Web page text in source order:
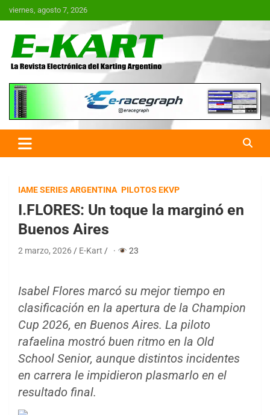
Saltar
al
viernes, agosto 7, 2026
E-Kart.com.ar | La Revista
Electrónica del Karting en
Argentina
IAME SERIES ARGENTINA PILOTOS EKVP
I.FLORES: Un toque la marginó en
Buenos Aires
2 marzo, 2026 E-Kart · 23
Isabel Flores marcó su mejor tiempo en
clasificación en la apertura de la Champion
Cup 2026, en Buenos Aires. La piloto
rafaelina mostró buen ritmo en la Old
School Senior, aunque distintos incidentes
en carrera le impidieron plasmarlo en el
resultado final.